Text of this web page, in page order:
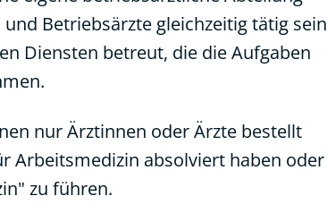
Betriebsärzte gleichzeitig tätig sein
Diensten betreut, die die Aufgaben
nur Ärztinnen oder Ärzte bestellt
Arbeitsmedizin absolviert haben oder
zu führen.